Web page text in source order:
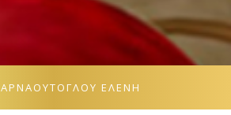
ΑΡΝΑΟΎΤΟΓΛΟΥ ΕΛΈΝΗ